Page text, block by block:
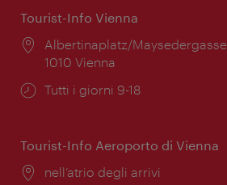
Tourist-Info Vienna
Posizione:
Albertinaplatz/Maysedergasse
1010 Vienna
Orari
Tutti i giorni 9-18
Tourist-Info Aeroporto di Vienna
Posizione:
nell’atrio degli arrivi